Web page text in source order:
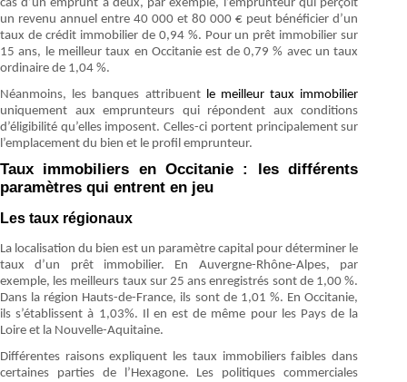
cas d’un emprunt à deux, par exemple, l’emprunteur qui perçoit
un revenu annuel entre 40 000 et 80 000 € peut bénéficier d’un
taux de crédit immobilier de 0,94 %. Pour un prêt immobilier sur
15 ans, le meilleur taux en Occitanie est de 0,79 % avec un taux
ordinaire de 1,04 %.
Néanmoins, les banques attribuent le meilleur taux immobilier
uniquement aux emprunteurs qui répondent aux conditions
d’éligibilité qu’elles imposent. Celles-ci portent principalement sur
l’emplacement du bien et le profil emprunteur.
Taux immobiliers en Occitanie : les différents
paramètres qui entrent en jeu
Les taux régionaux
La localisation du bien est un paramètre capital pour déterminer le
taux d’un prêt immobilier. En Auvergne-Rhône-Alpes, par
exemple, les meilleurs taux sur 25 ans enregistrés sont de 1,00 %.
Dans la région Hauts-de-France, ils sont de 1,01 %. En Occitanie,
ils s’établissent à 1,03%. Il en est de même pour les Pays de la
Loire et la Nouvelle-Aquitaine.
Différentes raisons expliquent les taux immobiliers faibles dans
certaines parties de l’Hexagone. Les politiques commerciales